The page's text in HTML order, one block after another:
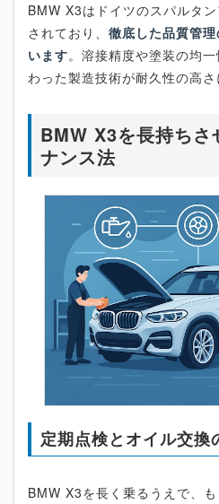
BMW X3はドイツのスパルタ
されており、 徹底した品質管
います。溶接精度や塗装の均
わった製造技術が耐久性の高さ
BMW X3を長持ちさ
ナンス法
定期点検とオイル交換
BMW X3を長く乗るうえで、